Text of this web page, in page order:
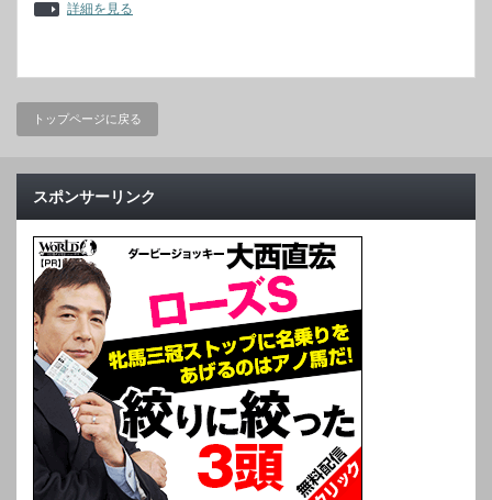
詳細を見る
トップページに戻る
スポンサーリンク